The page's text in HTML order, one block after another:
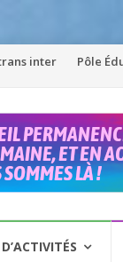
inter Pôle